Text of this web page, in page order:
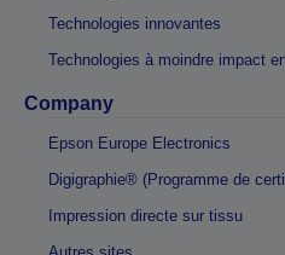
Technologies innovantes
Technologies à moindre impact
Company
Epson Europe Electronics
Digigraphie® (Programme de
Impression directe sur tissu